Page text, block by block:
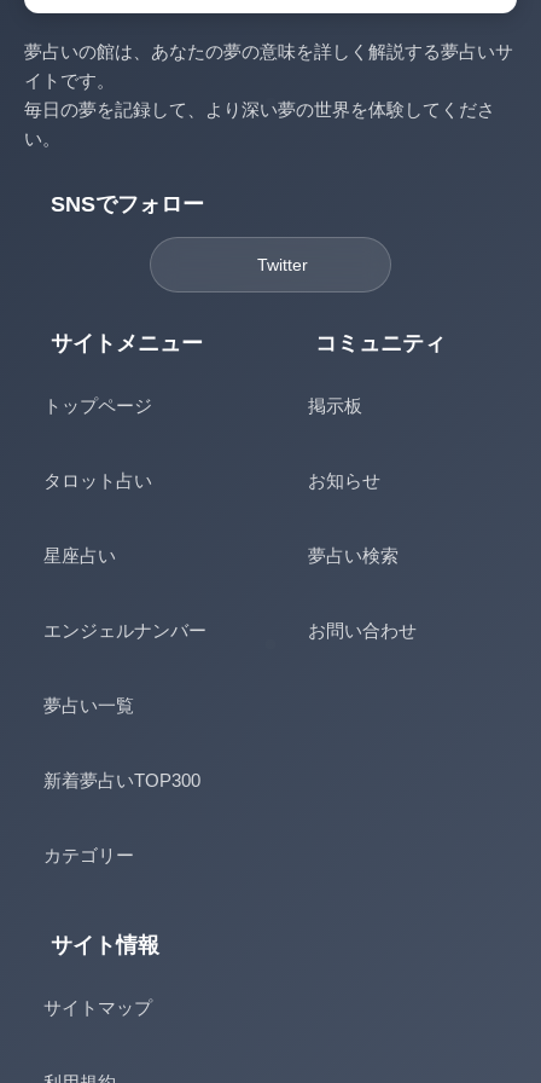
夢占いの館は、あなたの夢の意味を詳しく解説する夢占いサ
イトです。
毎日の夢を記録して、より深い夢の世界を体験してくださ
い。
SNSでフォロー
Twitter
サイトメニュー
トップページ
タロット占い
星座占い
エンジェルナンバー
夢占い一覧
新着夢占いTOP300
カテゴリー
コミュニティ
掲示板
お知らせ
夢占い検索
お問い合わせ
サイト情報
サイトマップ